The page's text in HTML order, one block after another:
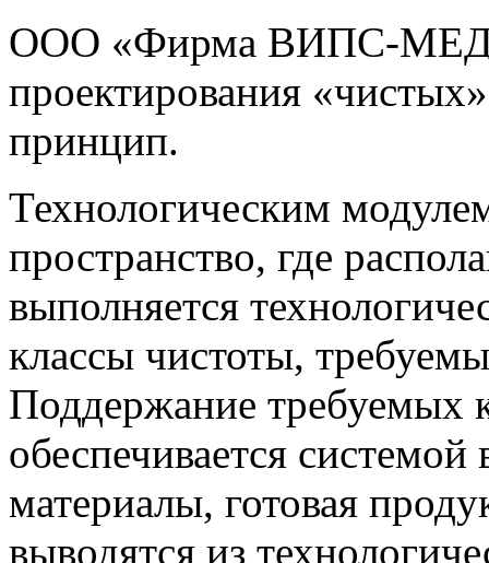
ООО «Фирма ВИПС-МЕД»
проектирования
принцип.
Технологическим
пространство, где
выполняется
классы чистоты,
Поддержание требуемых
обеспечивается
материалы, готовая
выводятся из